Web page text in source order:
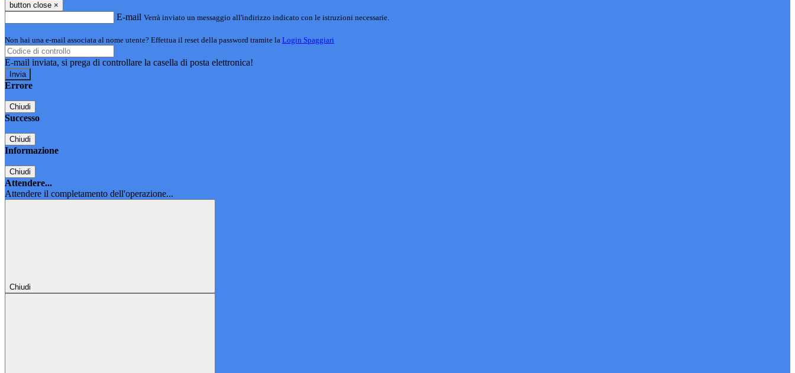
button close ×
E-mail Verrà inviato un messaggio all'indirizzo indicato con le istruzioni necessarie.
Non hai una e-mail associata al nome utente? Effettua il reset della password tramite la Login Spaggiari
E-mail inviata, si prega di controllare la casella di posta elettronica!
Errore
Chiudi
Successo
Chiudi
Informazione
Chiudi
Attendere...
Attendere il completamento dell'operazione...
Chiudi